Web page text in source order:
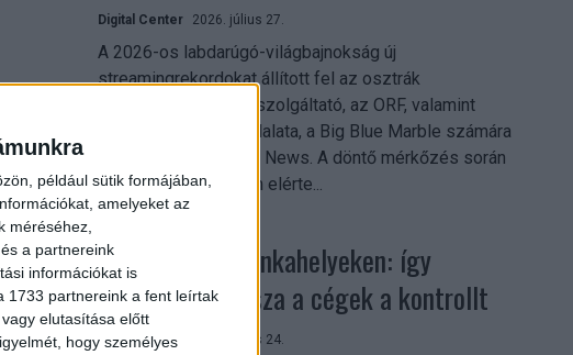
például sütik formájában,
amelyeket az
méréséhez,
a partnereink
információkat is
1733 partnereink a fent leírtak
elutasítása előtt
hogy személyes
Digital Center 2026. július 27.
A 2026-os labdarúgó-világbajnokság új
streamingrekordokat állított fel az osztrák
közszolgálati műsorszolgáltató, az ORF, valamint
technológiai leányvállalata, a Big Blue Marble számára
– írja a Broadband TV News. A döntő mérkőzés során
az átlagos nézőszám elérte...
Shadow AI a munkahelyeken: így
szerezhetik vissza a cégek a kontrollt
Digital Center 2026. július 24.